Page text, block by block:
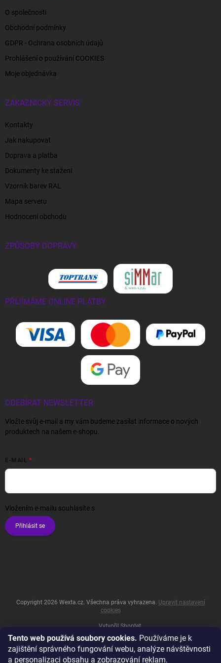
Tento web používá soubory cookies. Používáme je k
zajištění správného fungování webu, analýze návštěvnosti
a personalizaci obsahu a zobrazování reklam.
O společnosti
Obchodní podmínky
GDPR - Ochrana osobních údajů
Prohlášení o používání COOKIES
Moje objednávka
ZÁKAZNICKÝ SERVIS
Kontakty
Jak nakupovat
Doprava a platba
Dokumenty ke stažení
Vzorník barev RAL
Mapa serveru
Hodnocení obchodu
ZPŮSOBY DOPRAVY
PŘIJÍMÁME ONLINE PLATBY
ODEBÍRAT NEWSLETTER
Vložte svůj e-mail a my vám budeme zasílat informace o nových
produktech na našem e-shopu.
E-MAIL
Vložením e-mailu souhlasíte s
Přihlásit se
Vytvořil Shoptet
Copyright 2026 Wexta.cz. Všechna práva vyhrazena. Upravit nastavení
cookies